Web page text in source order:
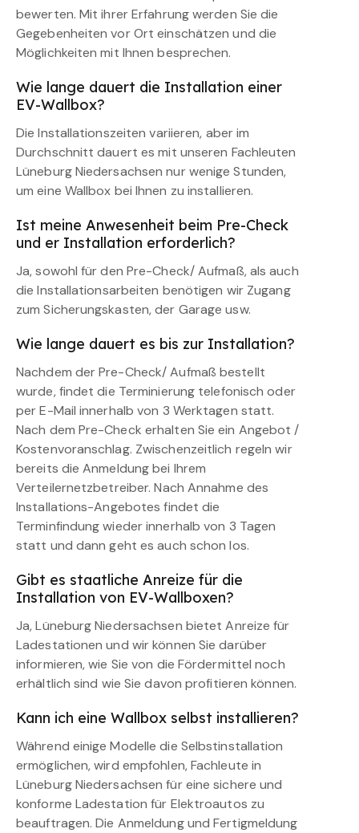
bewerten. Mit ihrer Erfahrung werden Sie die
Gegebenheiten vor Ort einschätzen und die
Möglichkeiten mit Ihnen besprechen.
Wie lange dauert die Installation einer
EV-Wallbox?
Die Installationszeiten variieren, aber im
Durchschnitt dauert es mit unseren Fachleuten
Lüneburg Niedersachsen nur wenige Stunden,
um eine Wallbox bei Ihnen zu installieren.
Ist meine Anwesenheit beim Pre-Check
und er Installation erforderlich?
Ja, sowohl für den Pre-Check/ Aufmaß, als auch
die Installationsarbeiten benötigen wir Zugang
zum Sicherungskasten, der Garage usw.
Wie lange dauert es bis zur Installation?
Nachdem der Pre-Check/ Aufmaß bestellt
wurde, findet die Terminierung telefonisch oder
per E-Mail innerhalb von 3 Werktagen statt.
Nach dem Pre-Check erhalten Sie ein Angebot /
Kostenvoranschlag. Zwischenzeitlich regeln wir
bereits die Anmeldung bei Ihrem
Verteilernetzbetreiber. Nach Annahme des
Installations-Angebotes findet die
Terminfindung wieder innerhalb von 3 Tagen
statt und dann geht es auch schon los.
Gibt es staatliche Anreize für die
Installation von EV-Wallboxen?
Ja, Lüneburg Niedersachsen bietet Anreize für
Ladestationen und wir können Sie darüber
informieren, wie Sie von die Fördermittel noch
erhältlich sind wie Sie davon profitieren können.
Kann ich eine Wallbox selbst installieren?
Während einige Modelle die Selbstinstallation
ermöglichen, wird empfohlen, Fachleute in
Lüneburg Niedersachsen für eine sichere und
konforme Ladestation für Elektroautos zu
beauftragen. Die Anmeldung und Fertigmeldung